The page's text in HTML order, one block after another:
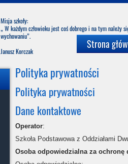
Misja szkoły:
„ W każdym człowieku jest coś dobrego i na tym należy
Janusz Korczak
Strona
Polityka prywatności
Polityka prywatności
Dane kontaktowe
Operator:
Szkoła Podstawowa z Oddziałami
Osoba odpowiedzialna za ochronę